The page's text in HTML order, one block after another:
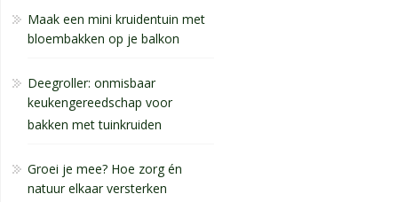
Maak een mini kruidentuin met
bloembakken op je balkon
Deegroller: onmisbaar
keukengereedschap voor
bakken met tuinkruiden
Groei je mee? Hoe zorg én
natuur elkaar versterken